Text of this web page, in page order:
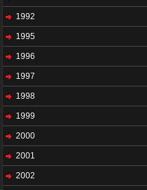
1992
1995
1996
1997
1998
1999
2000
2001
2002